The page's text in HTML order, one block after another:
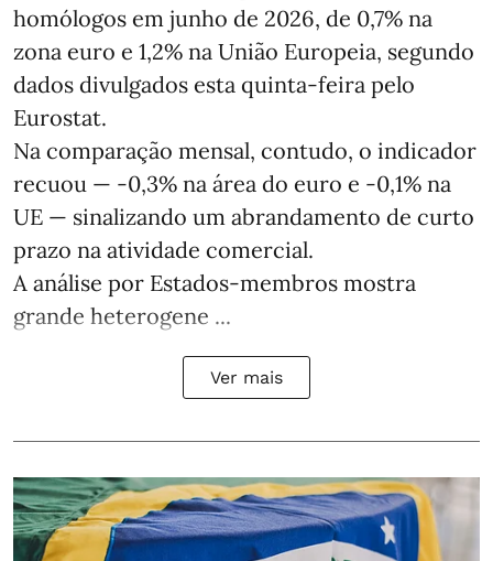
homólogos em junho de 2026, de 0,7% na
zona euro e 1,2% na União Europeia, segundo
dados divulgados esta quinta-feira pelo
Eurostat.
Na comparação mensal, contudo, o indicador
recuou — -0,3% na área do euro e -0,1% na
UE — sinalizando um abrandamento de curto
prazo na atividade comercial.
A análise por Estados‑membros mostra
grande heterogene ...
Ver mais